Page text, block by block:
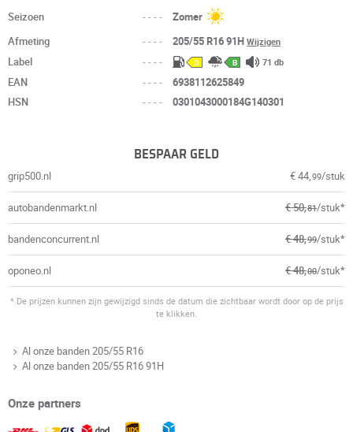
Seizoen
----
Zomer
Afmeting
---- 205/55 R16 91HWijzigen
Label ---- D B 71 db
EAN ----
6938112625849
HSN
---- 0301043000184G140301
BESPAAR GELD
grip500.nl € 44,99/stuk
autobandenmarkt.nl € 50,81/stuk*
bandenconcurrent.nl € 48,99/stuk*
oponeo.nl € 48,00/stuk*
* De prijzen kunnen zijn gewijzigd sinds de datum die zichtbaar wordt door op de prijs
te klikken.
Al onze banden 205/55 R16
Al onze banden 205/55 R16 91H
Onze partners